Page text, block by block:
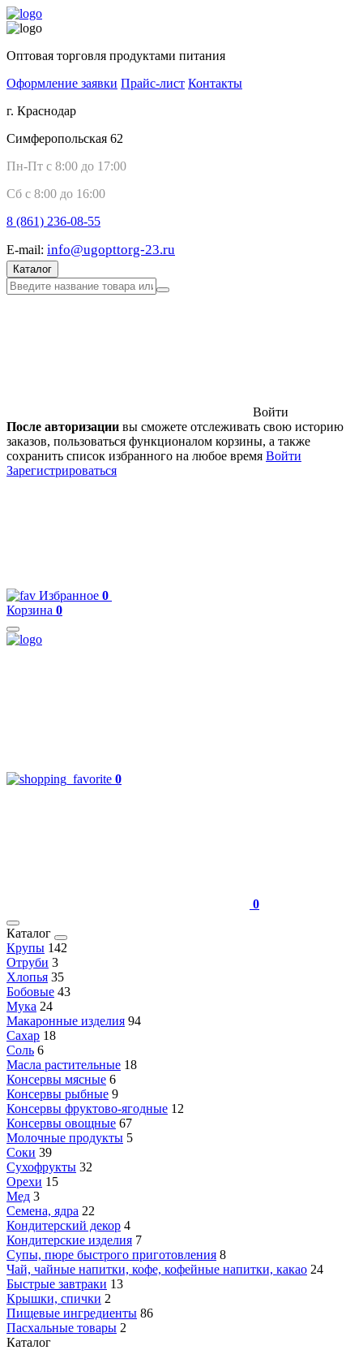
Оптовая торговля продуктами питания
Оформление заявки Прайс-лист Контакты
г. Краснодар
Симферопольская 62
Пн-Пт с 8:00 до 17:00
Сб с 8:00 до 16:00
8 (861) 236-08-55
E-mail: info@ugopttorg-23.ru
Каталог
Войти
После авторизации вы сможете отслеживать свою историю
заказов, пользоваться функционалом корзины, а также
сохранить список избранного на любое время Войти
Зарегистрироваться
Избранное 0
Корзина 0
0
0
Каталог
Крупы 142
Отруби 3
Хлопья 35
Бобовые 43
Мука 24
Макаронные изделия 94
Сахар 18
Соль 6
Масла растительные 18
Консервы мясные 6
Консервы рыбные 9
Консервы фруктово-ягодные 12
Консервы овощные 67
Молочные продукты 5
Соки 39
Сухофрукты 32
Орехи 15
Мед 3
Семена, ядра 22
Кондитерский декор 4
Кондитерские изделия 7
Супы, пюре быстрого приготовления 8
Чай, чайные напитки, кофе, кофейные напитки, какао 24
Быстрые завтраки 13
Крышки, спички 2
Пищевые ингредиенты 86
Пасхальные товары 2
Каталог